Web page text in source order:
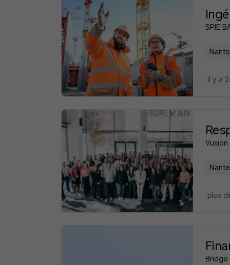
SPIE
il y a
Vusion
plus
Bridge